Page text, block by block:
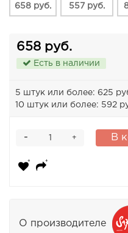
658 руб. 557 руб.
658 руб.
Есть в наличии
5 штук или более: 625
10 штук или более: 592
+
- В
О производителе